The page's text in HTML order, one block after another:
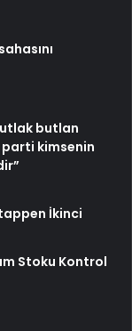
butlan
parti kimsenin
İkinci
Stoku Kontrol